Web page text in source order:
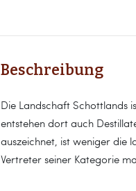
Beschreibung
Die Landschaft Schottlands
entstehen dort auch
auszeichnet, ist weniger die
Vertreter seiner Kategorie